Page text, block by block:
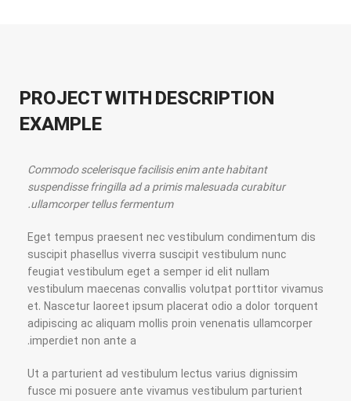
PROJECT WITH DESCRIPTION
EXAMPLE
Commodo scelerisque facilisis enim ante habitant
suspendisse fringilla ad a primis malesuada curabitur
ullamcorper tellus fermentum.
Eget tempus praesent nec vestibulum condimentum dis
suscipit phasellus viverra suscipit vestibulum nunc
feugiat vestibulum eget a semper id elit nullam
vestibulum maecenas convallis volutpat porttitor vivamus
et. Nascetur laoreet ipsum placerat odio a dolor torquent
adipiscing ac aliquam mollis proin venenatis ullamcorper
imperdiet non ante a.
Ut a parturient ad vestibulum lectus varius dignissim
fusce mi posuere ante vivamus vestibulum parturient